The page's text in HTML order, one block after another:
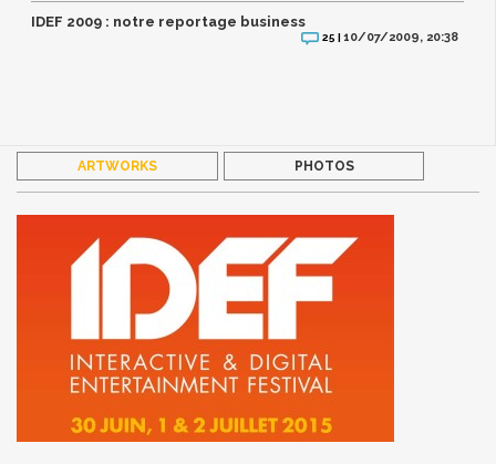
IDEF 2009 : notre reportage business
25 |10/07/2009, 20:38
ARTWORKS PHOTOS